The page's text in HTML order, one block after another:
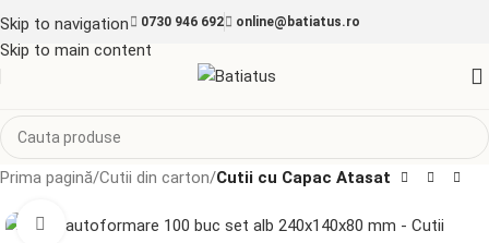
Skip to navigation
Skip to main content
0730 946 692 online@batiatus.ro
Prima pagină Cutii din carton Cutii cu Capac Atasat
Mărește imaginea